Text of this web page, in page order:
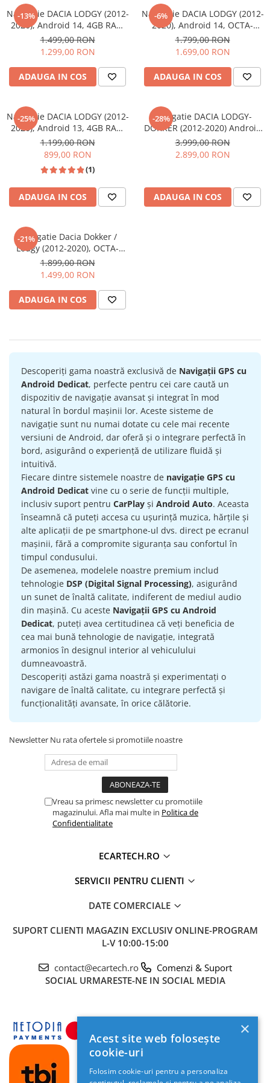
Navigatii Fiat
Navigatii Nissan
Navigatii Citroen
Navigatii Suzuki
Navigatii Mitsubishi
Navigatii Volvo
Navigatii KIA
Navigatii Renault
Navigatii Chevrolet
Navigatii Jeep
Navigatii Porsche
Navigatii Land Rover
Navigatii Iveco
Navigatii Chrysler
-13%
Navigatie DACIA LODGY (2012-
2020), Android 14, 4GB RAM
64GB, SLOT SIM 4G, DSP,
Carplay si Android auto, ecran
9 inch
1.499,00 RON
1.299,00 RON
ADAUGA IN COS
-6%
Navigatie DACIA LODGY (2012-
2020), Android 14, OCTA-
CORE 2.0 GHz, 8GB RAM
128GB, SLOT SIM 4G, DSP,
Carplay si Android auto, ecran
9 inch
1.799,00 RON
1.699,00 RON
ADAUGA IN COS
-25%
Navigatie DACIA LODGY (2012-
2020), Android 13, 4GB RAM
64GB, DSP, Carplay si Android
auto, ecran 9 inch
1.199,00 RON
899,00 RON
(1)
ADAUGA IN COS
-28%
Navigatie DACIA LODGY-
DOKKER (2012-2020) Android
14, 12GB RAM, 256GB ROM,
Ecran 9.33 inch 2K QLED
3.999,00 RON
2.899,00 RON
ADAUGA IN COS
-21%
Navigatie Dacia Dokker /
Lodgy (2012-2020), OCTA-
CORE, 4GB RAM 64 GB ROM,
Android 14, ecran 2K QLED
2000 X 1200 PX, 9.5 inch -
ECARTECH
1.899,00 RON
1.499,00 RON
ADAUGA IN COS
Descoperiți gama noastră exclusivă de Navigații GPS cu
Android Dedicat, perfecte pentru cei care caută un
dispozitiv de navigație avansat și integrat în mod
natural în bordul mașinii lor. Aceste sisteme de
navigație sunt nu numai dotate cu cele mai recente
versiuni de Android, dar oferă și o integrare perfectă în
bord, asigurând o experiență de utilizare fluidă și
intuitivă.
Fiecare dintre sistemele noastre de navigație GPS cu
Android Dedicat vine cu o serie de funcții multiple,
inclusiv suport pentru CarPlay și Android Auto. Aceasta
înseamnă că puteți accesa cu ușurință muzica, hărțile și
alte aplicații de pe smartphone-ul dvs. direct pe ecranul
mașinii, fără a compromite siguranța sau confortul în
timpul condusului.
De asemenea, modelele noastre premium includ
tehnologie DSP (Digital Signal Processing), asigurând
un sunet de înaltă calitate, indiferent de mediul audio
din mașină. Cu aceste Navigații GPS cu Android
Dedicat, puteți avea certitudinea că veți beneficia de
cea mai bună tehnologie de navigație, integrată
armonios în designul interior al vehiculului
dumneavoastră.
Descoperiți astăzi gama noastră și experimentați o
navigare de înaltă calitate, cu integrare perfectă și
funcționalități avansate, în orice călătorie.
Newsletter Nu rata ofertele si promotiile noastre
Vreau sa primesc newsletter cu promotiile
magazinului. Afla mai multe in Politica de
Confidentialitate
ECARTECH.RO
SERVICII PENTRU CLIENTI
DATE COMERCIALE
SUPORT CLIENTI MAGAZIN EXCLUSIV ONLINE-PROGRAM
L-V 10:00-15:00
contact@ecartech.ro
Comenzi & Suport
SOCIAL URMARESTE-NE IN SOCIAL MEDIA
×
Acest site web folosește
cookie-uri
Folosim cookie-uri pentru a personaliza